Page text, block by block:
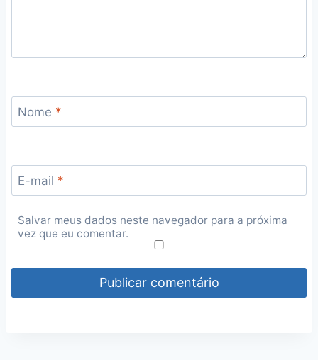
Nome *
E-mail *
Salvar meus dados neste navegador para a próxima
vez que eu comentar.